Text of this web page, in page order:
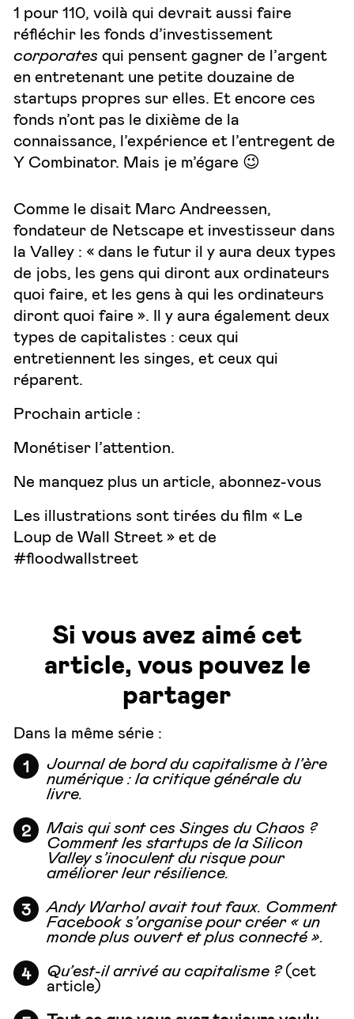
1 pour 110, voilà qui devrait aussi faire
réfléchir les fonds d’investissement
corporates qui pensent gagner de l’argent
en entretenant une petite douzaine de
startups propres sur elles. Et encore ces
fonds n’ont pas le dixième de la
connaissance, l’expérience et l’entregent de
Y Combinator. Mais je m’égare 😉
Comme le disait Marc Andreessen,
fondateur de Netscape et investisseur dans
la Valley : « dans le futur il y aura deux types
de jobs, les gens qui diront aux ordinateurs
quoi faire, et les gens à qui les ordinateurs
diront quoi faire ». Il y aura également deux
types de capitalistes : ceux qui
entretiennent les singes, et ceux qui
réparent.
Prochain article :
Monétiser l’attention.
Ne manquez plus un article, abonnez-vous
Les illustrations sont tirées du film « Le
Loup de Wall Street » et de
#floodwallstreet
Si vous avez aimé cet
article, vous pouvez le
partager
Dans la même série :
Journal de bord du capitalisme à l’ère
numérique : la critique générale du
livre.
Mais qui sont ces Singes du Chaos ?
Comment les startups de la Silicon
Valley s’inoculent du risque pour
améliorer leur résilience.
Andy Warhol avait tout faux. Comment
Facebook s’organise pour créer « un
monde plus ouvert et plus connecté ».
Qu’est-il arrivé au capitalisme ?(cet
article)